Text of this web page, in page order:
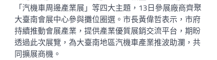
「汽機車周邊產業展」等四大主題，13日參展廠商齊聚
大臺南會展中心參與攤位圈選。市長黃偉哲表示，市府
持續推動會展產業，提供產業優質展銷交流平台，期盼
透過此次展覽，為大臺南地區汽機車產業推波助瀾，共
同擴展商機。